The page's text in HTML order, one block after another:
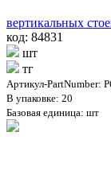
вертикальных
код: 84831
шт
тг
Артикул-PartNumber:
В упаковке: 20
Базовая единица: шт